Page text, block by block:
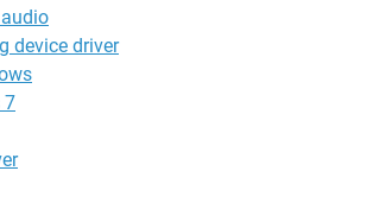
device driver
7